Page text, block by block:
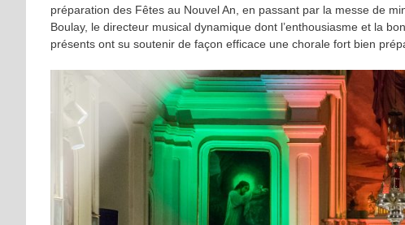
préparation des Fêtes au Nouvel An, en passant par la messe de
Boulay, le directeur musical dynamique dont l’enthousiasme et la
présents ont su soutenir de façon efficace une chorale fort bien